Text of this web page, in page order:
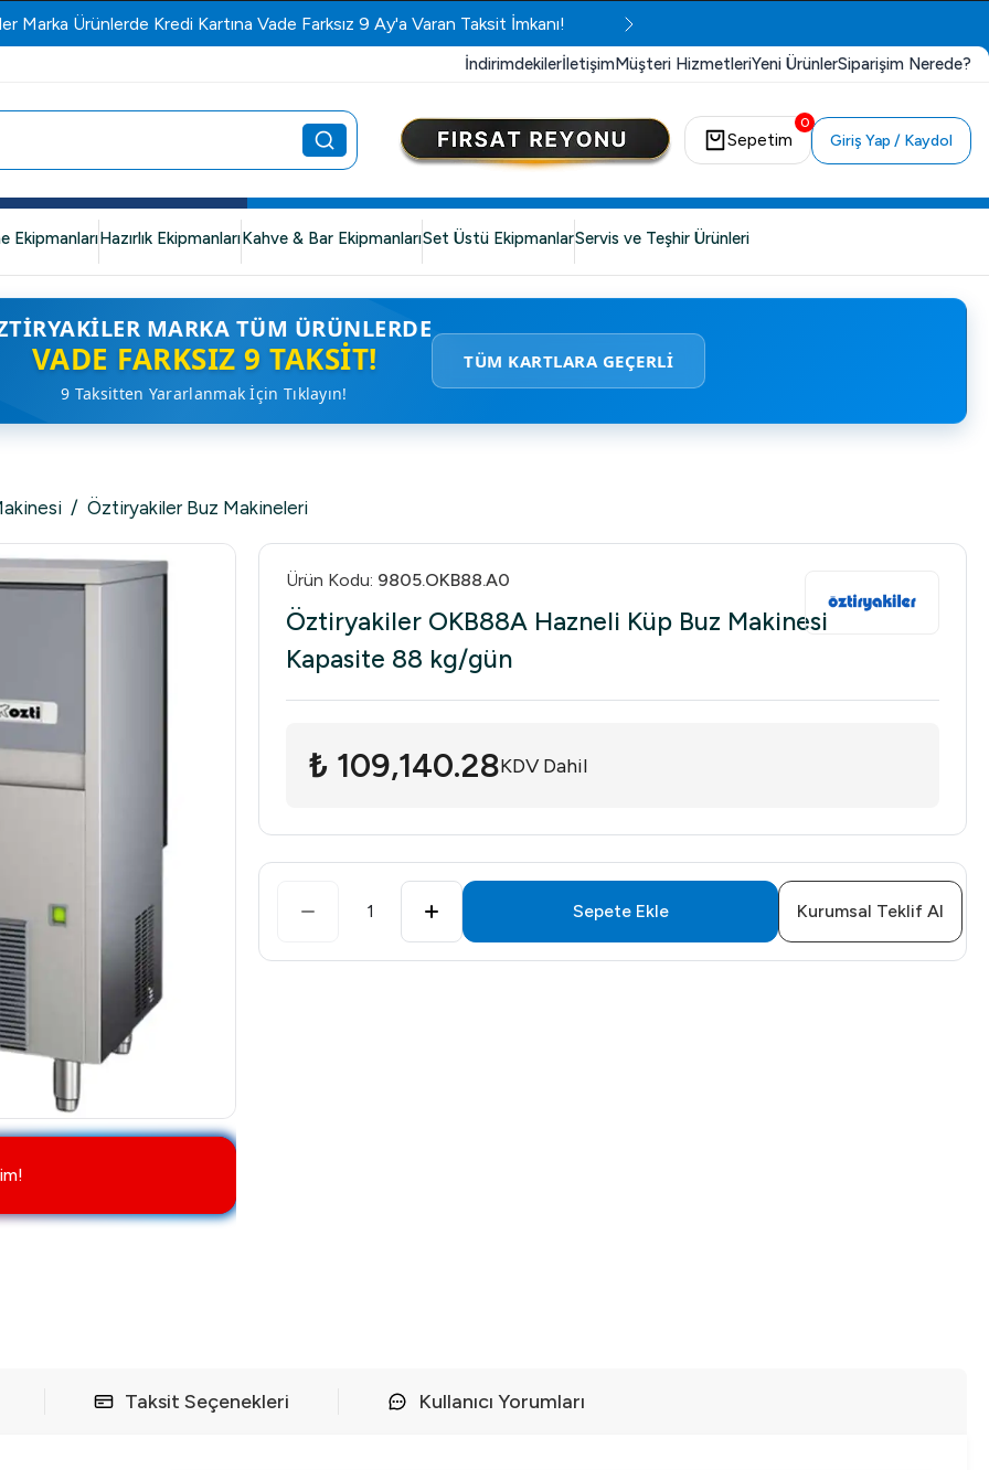
Marka Ürünlerde Kredi Kartına Vade Farksız 9 Ay'a Varan Taksit İmkanı!
İndirimdekilerİletişimMüşteri HizmetleriYeni ÜrünlerSiparişim Nerede?
0
Sepetim Giriş Yap / Kaydol
EkipmanlarıHazırlık EkipmanlarıKahve & Bar EkipmanlarıSet Üstü EkipmanlarServis ve Teşhir Ürünleri
MARKA TÜM ÜRÜNLERDE
VADE FARKSIZ 9 TAKSIT!
9 Taksitten Yararlanmak İçin Tıklayın!
TÜM KARTLARA GEÇERLİ
/ Öztiryakiler Buz Makineleri
Ürün Kodu: 9805.OKB88.A0
Öztiryakiler OKB88A Hazneli Küp Buz Makinesi
Kapasite 88 kg/gün
₺ 109,140.28KDV Dahil
1 Sepete Ekle Kurumsal Teklif Al
Taksit Seçenekleri Kullanıcı Yorumları